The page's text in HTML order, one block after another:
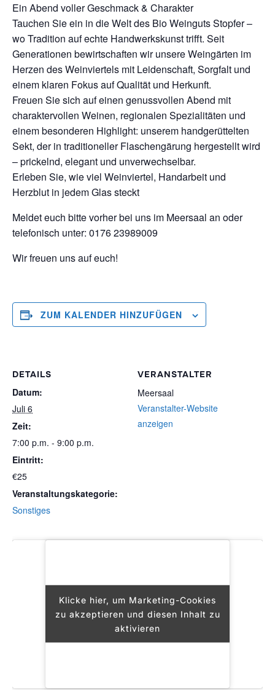
Ein Abend voller Geschmack & Charakter
Tauchen Sie ein in die Welt des Bio Weinguts Stopfer –
wo Tradition auf echte Handwerkskunst trifft. Seit
Generationen bewirtschaften wir unsere Weingärten im
Herzen des Weinviertels mit Leidenschaft, Sorgfalt und
einem klaren Fokus auf Qualität und Herkunft.
Freuen Sie sich auf einen genussvollen Abend mit
charaktervollen Weinen, regionalen Spezialitäten und
einem besonderen Highlight: unserem handgerüttelten
Sekt, der in traditioneller Flaschengärung hergestellt wird
– prickelnd, elegant und unverwechselbar.
Erleben Sie, wie viel Weinviertel, Handarbeit und
Herzblut in jedem Glas steckt
Meldet euch bitte vorher bei uns im Meersaal an oder
telefonisch unter: 0176 23989009
Wir freuen uns auf euch!
ZUM KALENDER HINZUFÜGEN
DETAILS
Datum:
Juli 6
Zeit:
7:00 p.m. - 9:00 p.m.
Eintritt:
€25
Veranstaltungskategorie:
Sonstiges
VERANSTALTER
Meersaal
Veranstalter-Website
anzeigen
Klicke hier, um Marketing-Cookies
zu akzeptieren und diesen Inhalt zu
aktivieren
Klicke hier, um Marketing-Cookies
zu akzeptieren und diesen Inhalt zu
aktivieren